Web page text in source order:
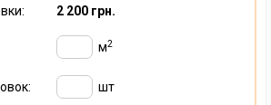
2 200 грн.
м2
шт